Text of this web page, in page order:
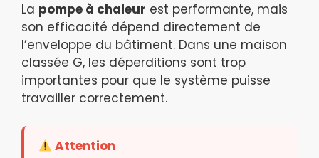
La pompe à chaleur est performante, mais
son efficacité dépend directement de
l’enveloppe du bâtiment. Dans une maison
classée G, les déperditions sont trop
importantes pour que le système puisse
travailler correctement.
Attention